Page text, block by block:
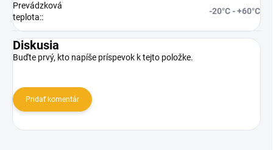
Prevádzková
teplota::
-20°C - +60°C
Diskusia
Buďte prvý, kto napíše príspevok k tejto položke.
Pridať komentár